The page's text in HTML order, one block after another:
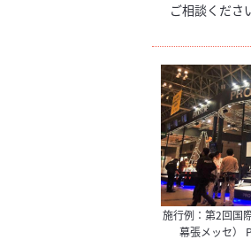
ご相談くださ
施行例：第2回国
幕張メッセ）